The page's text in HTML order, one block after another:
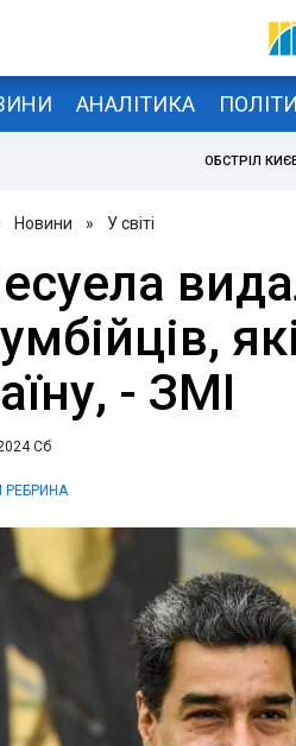
АНАЛІТИКА
ОБСТРІЛ
Новини » У світі
- ЗМІ
Сб
РЕБРИНА